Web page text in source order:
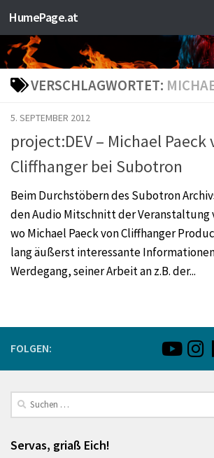
Zum Inhalt springen
HumePage.at
VERSCHLAGWORTET:
5. SEPTEMBER 2012
project:DEV – Michael Paeck
Cliffhanger bei Subotron
Beim Durchstöbern des Subotron
den Audio Mitschnitt der Veranstaltung
wo Michael Paeck von Cliffhanger
lang äußerst interessante
Werdegang, seiner Arbeit an z.B. der...
FOLGEN:
Suchen
nach:
Servas, griaß Eich!